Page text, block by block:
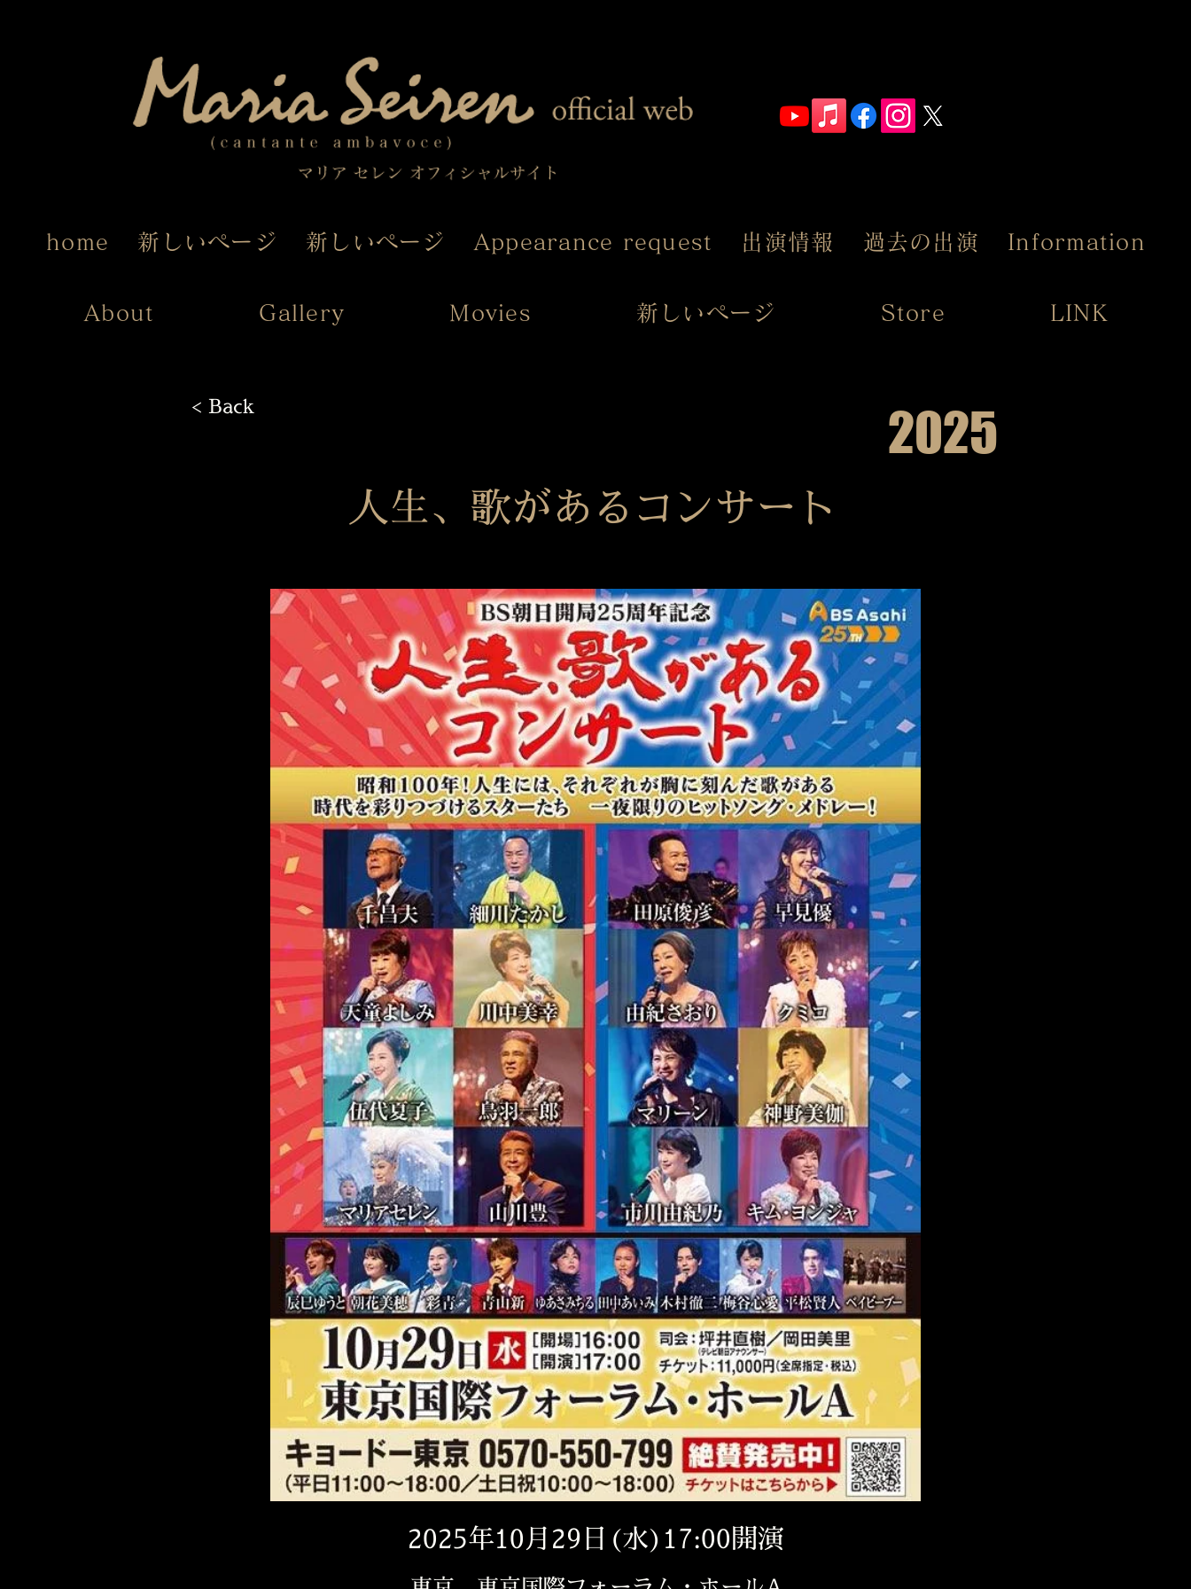
home 新しいページ 新しいページ Appearance request 出演情報 過去の出演 Information
About Gallery Movies 新しいページ Store LINK
< Back 2025
人生、歌があるコンサート
2025年10月29日(水)17:00開演